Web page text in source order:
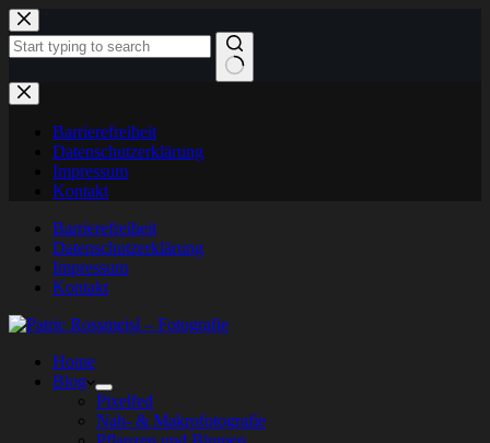
Zum
Inhalt
springen
Keine
Ergebnisse
Barrierefreiheit
Datenschutzerklärung
Impressum
Kontakt
Barrierefreiheit
Datenschutzerklärung
Impressum
Kontakt
Home
Blog
Pixelfed
Nah- & Makrofotografie